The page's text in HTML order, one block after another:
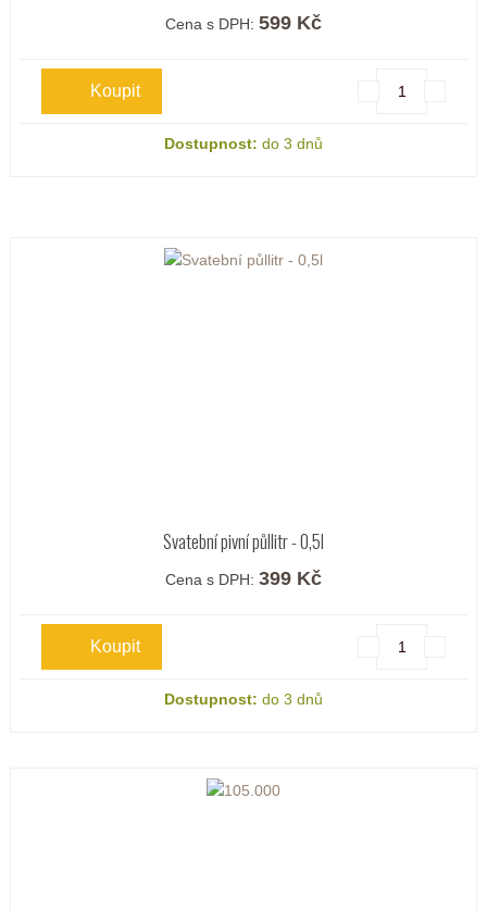
Cena s DPH: 599 Kč
Dostupnost: do 3 dnů
Svatební pivní půllitr - 0,5l
Cena s DPH: 399 Kč
Dostupnost: do 3 dnů